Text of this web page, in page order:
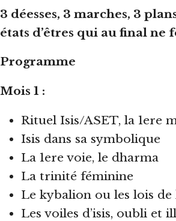
3 déesses, 3 marches, 3
états d’êtres qui au final ne
Programme
Mois 1 :
Rituel Isis/ASET, la 1ere
Isis dans sa symbolique
La 1ere voie, le dharma
La trinité féminine
Le kybalion ou les lois de
Les voiles d’isis, oubli et